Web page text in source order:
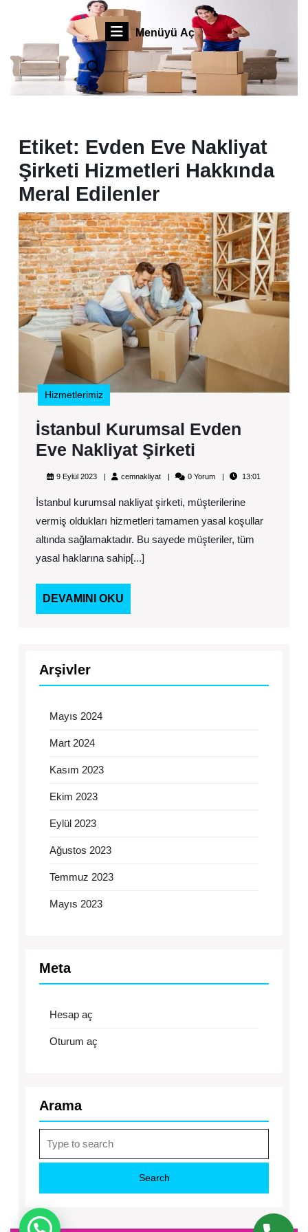
content
Profesyonel Sigortalı Taşımacılık
Menüyü AçMenüyü
Aç
Etiket: Evden Eve Nakliyat
Şirketi Hizmetleri Hakkında
Meral Edilenler
Eve
Hizmetlerimiz
İstanbul Kurumsal Evden
Eve Nakliyat Şirketi
Kurumsal
Eve
Nakliyat
Şirketi
9 Eylül 20239
cemnakliyatcemnakliyat0 Yorum 13:01
İstanbul kurumsal nakliyat şirketi, müşterilerine
vermiş oldukları hizmetleri tamamen yasal koşullar
altında sağlamaktadır. Bu sayede müşteriler, tüm
yasal haklarına sahip[...]
DEVAMINI OKU
OKU
Arşivler
Mayıs 2024
Mart 2024
Kasım 2023
Ekim 2023
Eylül 2023
Ağustos 2023
Temmuz 2023
Mayıs 2023
Meta
Hesap aç
Oturum aç
Arama
for: